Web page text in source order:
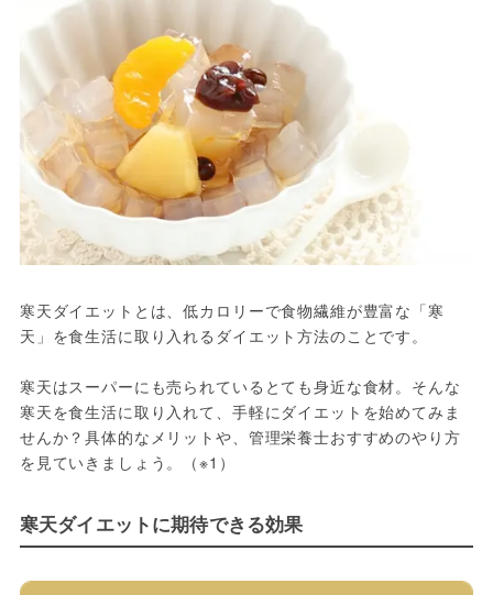
寒天ダイエットとは、低カロリーで食物繊維が豊富な「寒
天」を食生活に取り入れるダイエット方法のことです。
寒天はスーパーにも売られているとても身近な食材。そんな
寒天を食生活に取り入れて、手軽にダイエットを始めてみま
せんか？具体的なメリットや、管理栄養士おすすめのやり方
を見ていきましょう。（※1）
寒天ダイエットに期待できる効果